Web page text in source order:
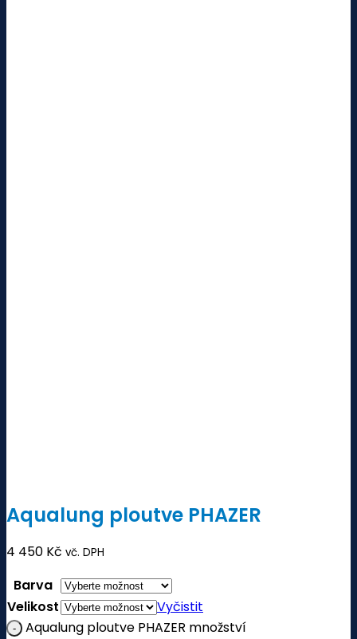
Aqualung ploutve PHAZER
4 450 Kč vč. DPH
Barva
Velikost
Vyčistit
Aqualung ploutve PHAZER množství